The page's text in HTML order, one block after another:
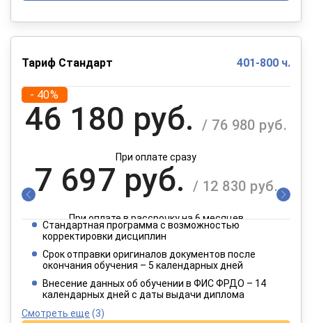
Тариф Стандарт 401-800 ч.
- 40%
46 180 руб. / 76 980 руб.
При оплате сразу
7 697 руб. / 12 830 руб.
При оплате в рассрочку на 6 месяцев
3 849 руб.
При оплате в рассрочку на 12 месяцев
Стандартная программа с возможностью
корректировки дисциплин
Срок отправки оригиналов документов после
окончания обучения – 5 календарных дней
Внесение данных об обучении в ФИС ФРДО – 14
календарных дней с даты выдачи диплома
Смотреть еще (3)